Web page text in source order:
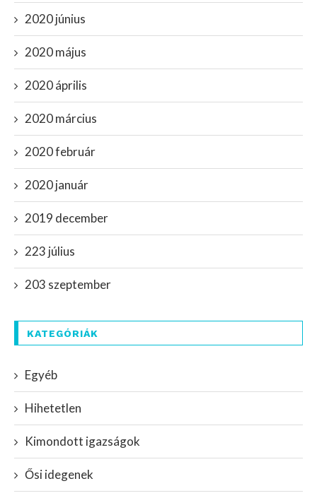
2020 június
2020 május
2020 április
2020 március
2020 február
2020 január
2019 december
223 július
203 szeptember
KATEGÓRIÁK
Egyéb
Hihetetlen
Kimondott igazságok
Ősi idegenek